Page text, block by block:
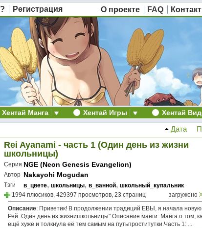
? Регистрация О проекте FAQ Контакт
Хентай Манга Хентай Игры Хентай
Дата
Rei Ayanami - часть 1 (Один день из жизни
школьницы)
Серия NGE (Neon Genesis Evangelion)
Автор Nakayohi Mogudan
Тэги в_цвете, школьницы, в_ванной, школьный_купальник
1994 плюсиков, 429397 просмотров, 23 страниц
загружено
Описание: Приветик! В продолжении традиций ЕВЫ, я начала
Рей. Один день из жизнишкольницы".Описание манги: Манга о том,
ещё хуже и толкнула её тем самым на путьпроститутки.Часть 1: ...